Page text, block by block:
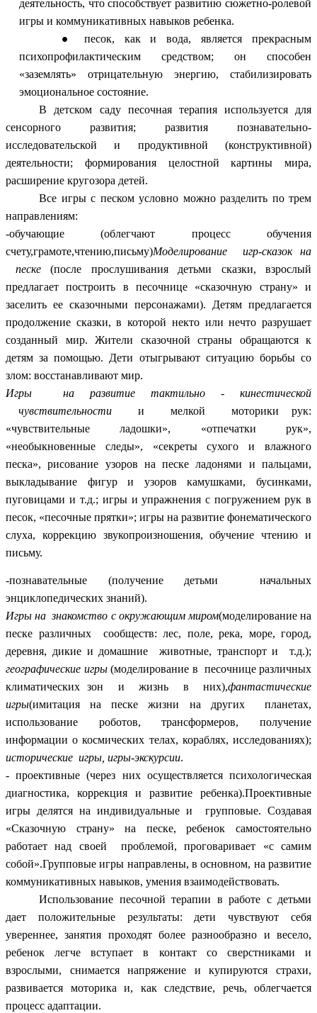
деятельность, что способствует развитию сюжетно-ролевой
игры и коммуникативных навыков ребенка.
песок, как и вода, является прекрасным
психопрофилактическим средством; он способен
«заземлять» отрицательную энергию, стабилизировать
эмоциональное состояние.
В детском саду песочная терапия используется для
сенсорного развития; развития познавательно-
исследовательской и продуктивной (конструктивной)
деятельности; формирования целостной картины мира,
расширение кругозора детей.
Все игры с песком условно можно разделить по трем
направлениям:
-обучающие (облегчают процесс обучения
счету,грамоте,чтению,письму)Моделирование игр-сказок на
песке(после прослушивания детьми сказки, взрослый
предлагает построить в песочнице «сказочную страну» и
заселить ее сказочными персонажами). Детям предлагается
продолжение сказки, в которой некто или нечто разрушает
созданный мир. Жители сказочной страны обращаются к
детям за помощью. Дети отыгрывают ситуацию борьбы со
злом: восстанавливают мир.
Игры на развитие тактильно - кинестической
чувствительности и мелкой моторики рук:
«чувствительные ладошки», «отпечатки рук»,
«необыкновенные следы», «секреты сухого и влажного
песка», рисование узоров на песке ладонями и пальцами,
выкладывание фигур и узоров камушками, бусинками,
пуговицами и т.д.; игры и упражнения с погружением рук в
песок, «песочные прятки»; игры на развитие фонематического
слуха, коррекцию звукопроизношения, обучение чтению и
письму.
-познавательные (получение детьми начальных
энциклопедических знаний).
Игры на знакомство с окружающим миром(моделирование на
песке различных сообществ: лес, поле, река, море, город,
деревня, дикие и домашние животные, транспорт и т.д.);
географические игры(моделирование в песочнице различных
климатических зон и жизнь в них),фантастические
игры(имитация на песке жизни на других планетах,
использование роботов, трансформеров, получение
информации о космических телах, кораблях, исследованиях);
исторические игры, игры-экскурсии.
- проективные (через них осуществляется психологическая
диагностика, коррекция и развитие ребенка).Проективные
игры делятся на индивидуальные и групповые. Создавая
«Сказочную страну» на песке, ребенок самостоятельно
работает над своей проблемой, проговаривает «с самим
собой».Групповые игры направлены, в основном, на развитие
коммуникативных навыков, умения взаимодействовать.
Использование песочной терапии в работе с детьми
дает положительные результаты: дети чувствуют себя
увереннее, занятия проходят более разнообразно и весело,
ребенок легче вступает в контакт со сверстниками и
взрослыми, снимается напряжение и купируются страхи,
развивается моторика и, как следствие, речь, облегчается
процесс адаптации.